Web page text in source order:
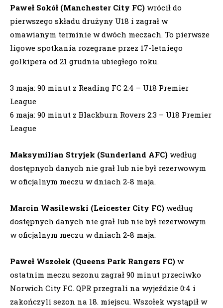
Paweł Sokół (Manchester City FC) wrócił do
pierwszego składu drużyny U18 i zagrał w
omawianym terminie w dwóch meczach. To pierwsze
ligowe spotkania rozegrane przez 17-letniego
golkipera od 21 grudnia ubiegłego roku.
3 maja: 90 minut z Reading FC 2:4 – U18 Premier
League
6 maja: 90 minut z Blackburn Rovers 2:3 – U18 Premier
League
Maksymilian Stryjek (Sunderland AFC) według
dostępnych danych nie grał lub nie był rezerwowym
w oficjalnym meczu w dniach 2-8 maja.
Marcin Wasilewski (Leicester City FC) według
dostępnych danych nie grał lub nie był rezerwowym
w oficjalnym meczu w dniach 2-8 maja.
Paweł Wszołek (Queens Park Rangers FC) w
ostatnim meczu sezonu zagrał 90 minut przeciwko
Norwich City FC. QPR przegrali na wyjeździe 0:4 i
zakończyli sezon na 18. miejscu. Wszołek wystąpił w